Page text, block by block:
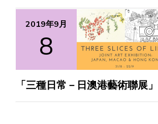
2019年9月
8
「三種日常－日澳港藝術聯展」